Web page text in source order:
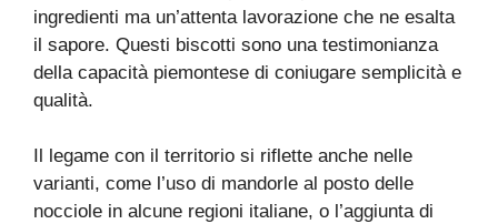
ingredienti ma un’attenta lavorazione che ne esalta
il sapore. Questi biscotti sono una testimonianza
della capacità piemontese di coniugare semplicità e
qualità.
Il legame con il territorio si riflette anche nelle
varianti, come l’uso di mandorle al posto delle
nocciole in alcune regioni italiane, o l’aggiunta di